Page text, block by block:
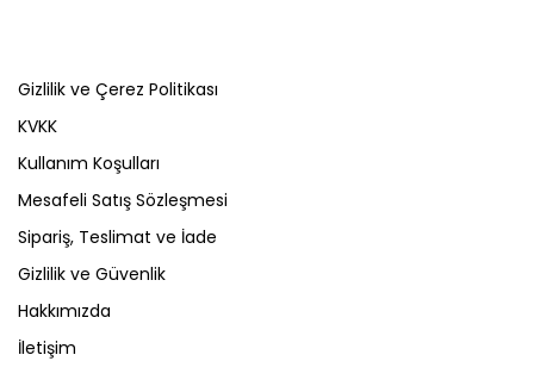
Gizlilik ve Çerez Politikası
KVKK
Kullanım Koşulları
Mesafeli Satış Sözleşmesi
Sipariş, Teslimat ve İade
Gizlilik ve Güvenlik
Hakkımızda
İletişim